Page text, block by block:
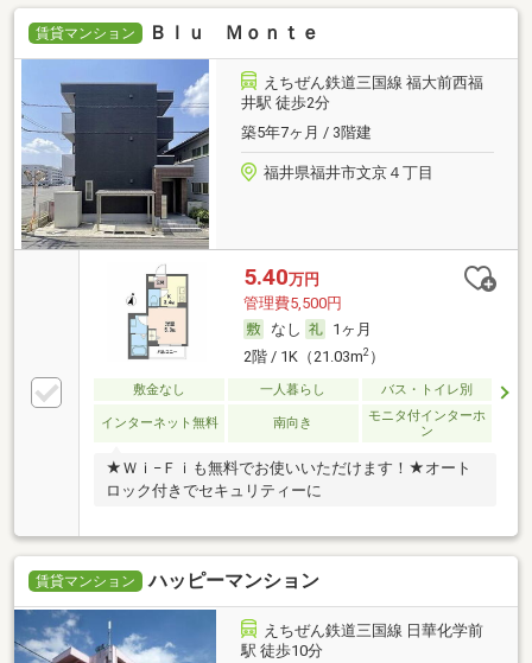
賃貸マンション Ｂｌｕ Ｍｏｎｔｅ
えちぜん鉄道三国線 福大前西福
井駅 徒歩2分
築5年7ヶ月 / 3階建
福井県福井市文京４丁目
5.40万円
管理費5,500円
なし
1ヶ月
2階 / 1K（21.03m2）
敷金なし 一人暮らし バス・トイレ別
インターネット無料 南向き
モニタ付インターホ
ン
★Ｗｉ−Ｆｉも無料でお使いいただけます！★オート
ロック付きでセキュリティーに
賃貸マンション ハッピーマンション
えちぜん鉄道三国線 日華化学前
駅 徒歩10分